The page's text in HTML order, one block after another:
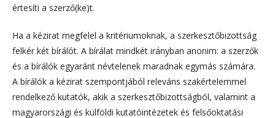
értesíti a szerző(ke)t.
Ha a kézirat megfelel a kritériumoknak, a szerkesztőbizottság
felkér két bírálót. A bírálat mindkét irányban anonim: a szerzők
és a bírálók egyaránt névtelenek maradnak egymás számára.
A bírálók a kézirat szempontjából releváns szakértelemmel
rendelkező kutatók, akik a szerkesztőbizottságból, valamint a
magyarországi és külföldi kutatóintézetek és felsőoktatási